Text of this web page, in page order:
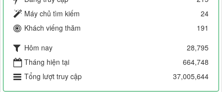
Máy chủ tìm kiếm
24
Khách viếng thăm
191
Hôm nay
28,795
Tháng hiện tại
664,748
Tổng lượt truy cập
37,005,644